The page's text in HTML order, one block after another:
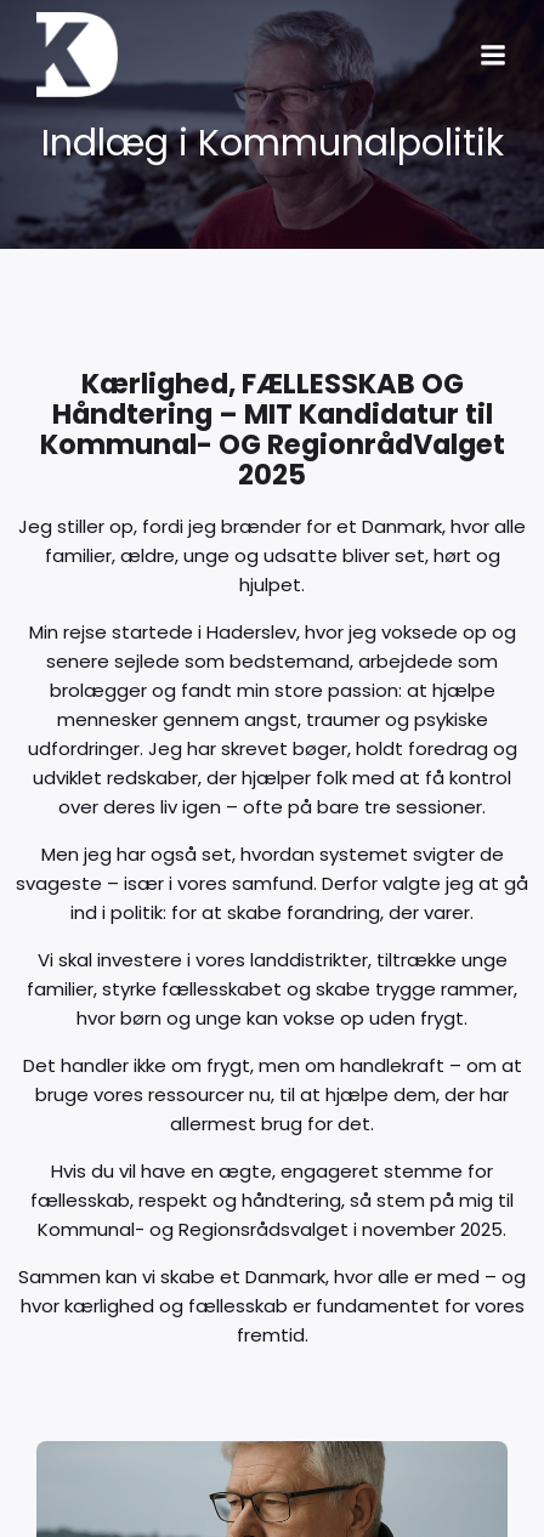
Indlæg i Kommunalpolitik
Kærlighed, FÆLLESSKAB OG
Håndtering – MIT Kandidatur til
Kommunal- OG RegionrådValget
2025
Jeg stiller op, fordi jeg brænder for et Danmark, hvor alle
familier, ældre, unge og udsatte bliver set, hørt og
hjulpet.
Min rejse startede i Haderslev, hvor jeg voksede op og
senere sejlede som bedstemand, arbejdede som
brolægger og fandt min store passion: at hjælpe
mennesker gennem angst, traumer og psykiske
udfordringer. Jeg har skrevet bøger, holdt foredrag og
udviklet redskaber, der hjælper folk med at få kontrol
over deres liv igen – ofte på bare tre sessioner.
Men jeg har også set, hvordan systemet svigter de
svageste – især i vores samfund. Derfor valgte jeg at gå
ind i politik: for at skabe forandring, der varer.
Vi skal investere i vores landdistrikter, tiltrække unge
familier, styrke fællesskabet og skabe trygge rammer,
hvor børn og unge kan vokse op uden frygt.
Det handler ikke om frygt, men om handlekraft – om at
bruge vores ressourcer nu, til at hjælpe dem, der har
allermest brug for det.
Hvis du vil have en ægte, engageret stemme for
fællesskab, respekt og håndtering, så stem på mig til
Kommunal- og Regionsrådsvalget i november 2025.
Sammen kan vi skabe et Danmark, hvor alle er med – og
hvor kærlighed og fællesskab er fundamentet for vores
fremtid.